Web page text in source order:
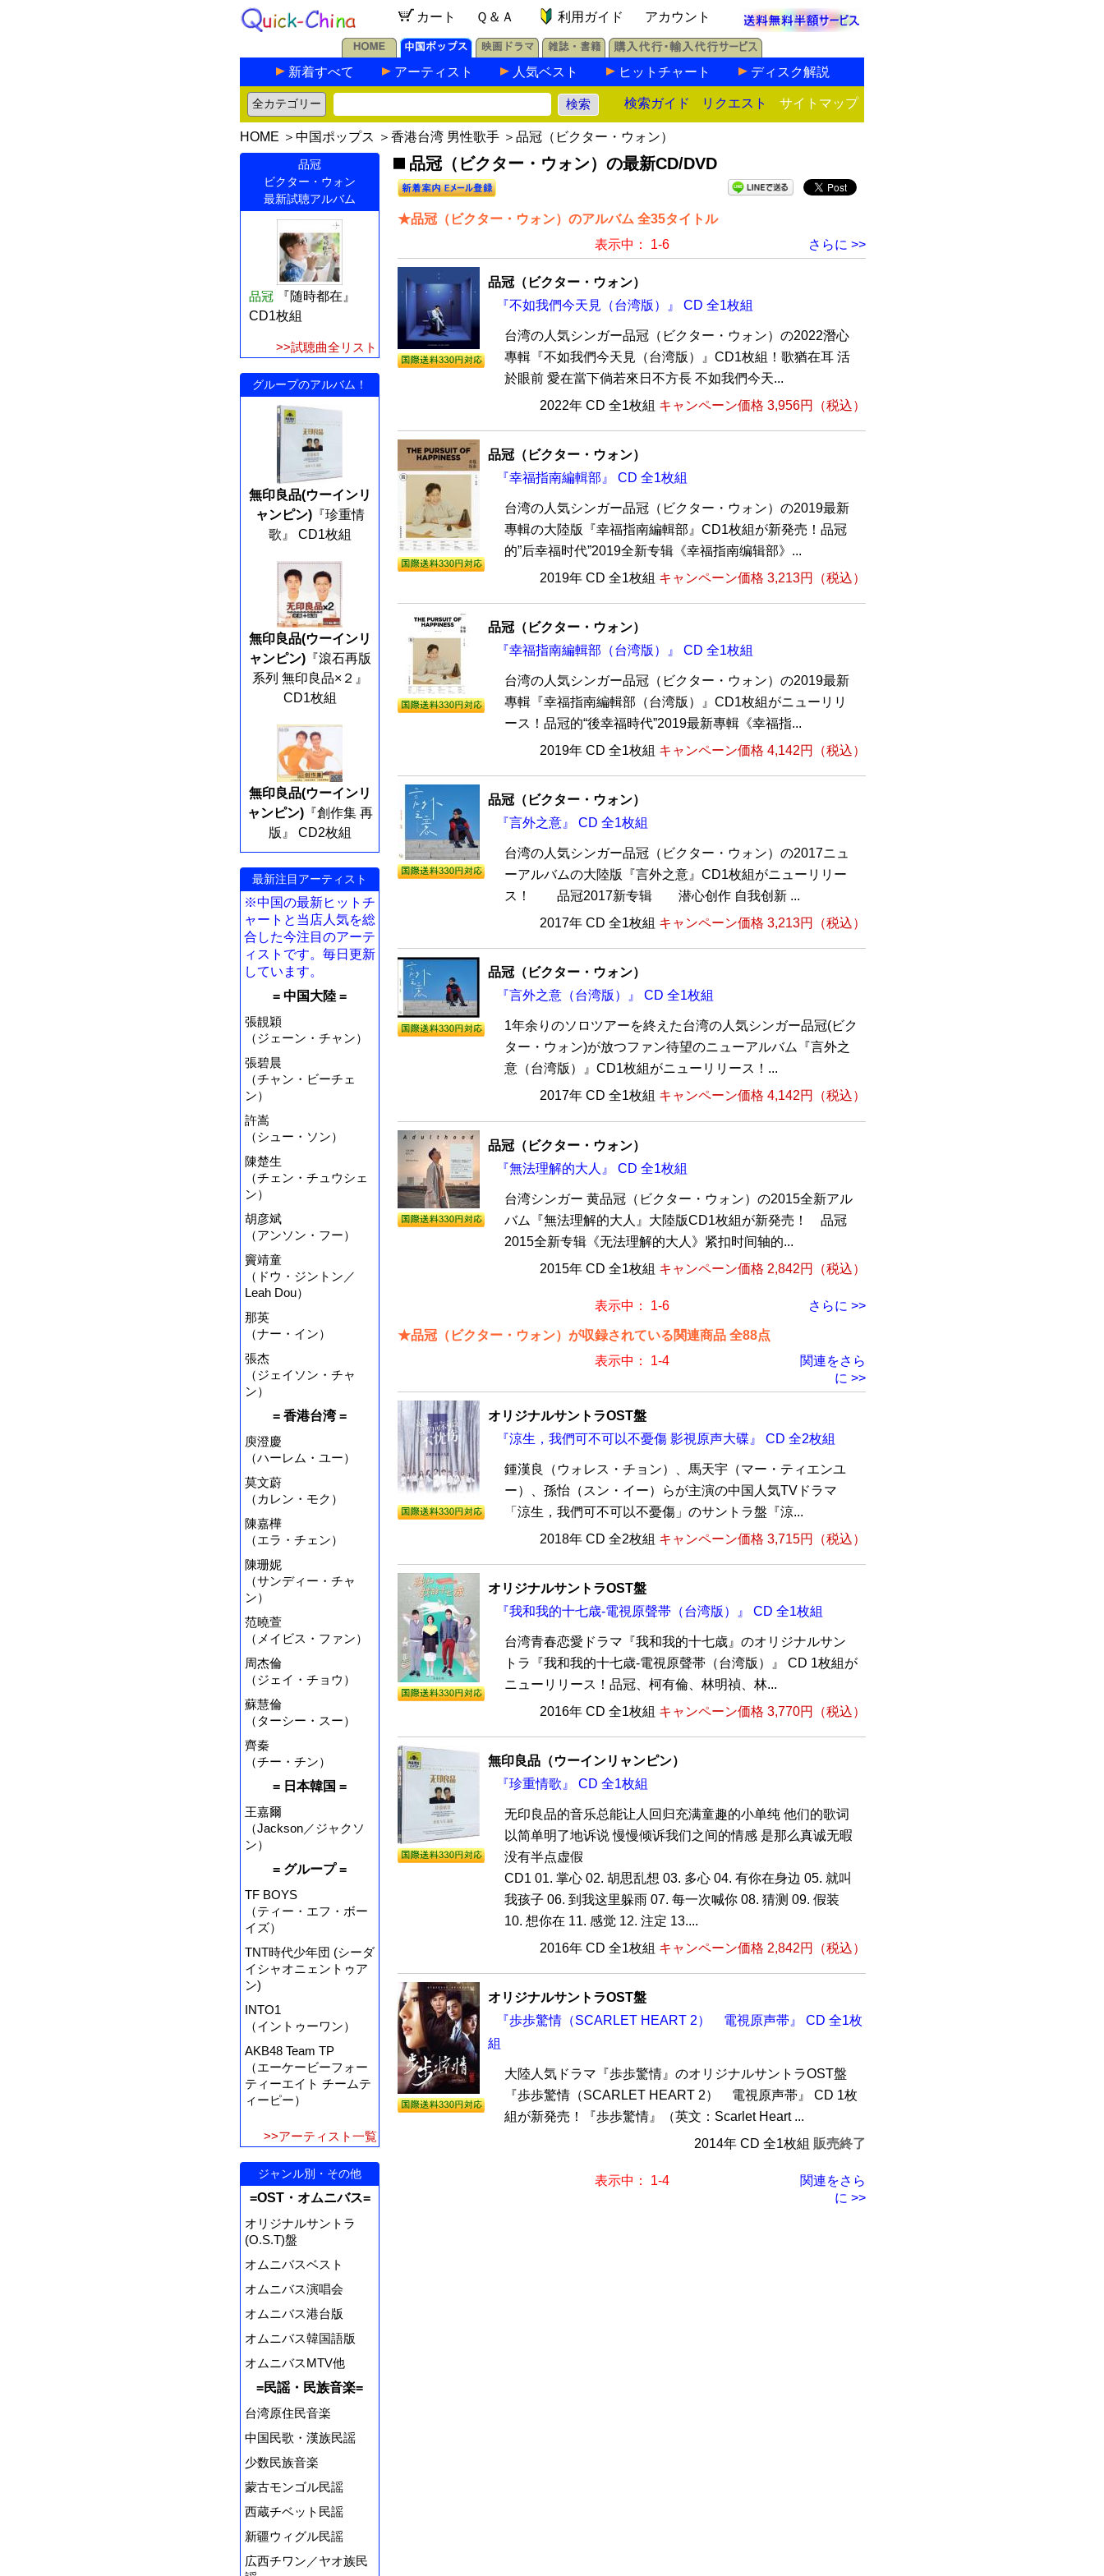
カート Ｑ＆Ａ 利用ガイド アカウント
新着すべて アーティスト 人気ベスト ヒットチャート ディスク解説
検索ガイド リクエスト サイトマップ
HOME ＞ 中国ポップス ＞ 香港台湾 男性歌手 ＞品冠（ビクター・ウォン）
品冠
ビクター・ウォン
最新試聴アルバム
品冠
『随時都在』
CD1枚組
>>試聴曲全リスト
グループのアルバム！
無印良品(ウーインリ
ャンピン)『珍重情
歌』 CD1枚組
無印良品(ウーインリ
ャンピン)『滾石再版
系列 無印良品×２』
CD1枚組
無印良品(ウーインリ
ャンピン)『創作集 再
版』 CD2枚組
最新注目アーティスト
※中国の最新ヒットチ
ャートと当店人気を総
合した今注目のアーテ
ィストです。毎日更新
しています。
= 中国大陸 =
張靚穎
（ジェーン・チャン）
張碧晨
（チャン・ビーチェ
ン）
許嵩
（シュー・ソン）
陳楚生
（チェン・チュウシェ
ン）
胡彦斌
（アンソン・フー）
竇靖童
（ドウ・ジントン／
Leah Dou）
那英
（ナー・イン）
張杰
（ジェイソン・チャ
ン）
= 香港台湾 =
庾澄慶
（ハーレム・ユー）
莫文蔚
（カレン・モク）
陳嘉樺
（エラ・チェン）
陳珊妮
（サンディー・チャ
ン）
范曉萱
（メイビス・ファン）
周杰倫
（ジェイ・チョウ）
蘇慧倫
（ターシー・スー）
齊秦
（チー・チン）
= 日本韓国 =
王嘉爾
（Jackson／ジャクソ
ン）
= グループ =
TF BOYS
（ティー・エフ・ボー
イズ）
TNT時代少年団 (シーダ
イシャオニェントゥア
ン)
INTO1
（イントゥーワン）
AKB48 Team TP
（エーケービーフォー
ティーエイト チームテ
ィーピー）
>>アーティスト一覧
ジャンル別・その他
=OST・オムニバス=
オリジナルサントラ
(O.S.T)盤
オムニバスベスト
オムニバス演唱会
オムニバス港台版
オムニバス韓国語版
オムニバスMTV他
=民謡・民族音楽=
台湾原住民音楽
中国民歌・漢族民謡
少数民族音楽
蒙古モンゴル民謡
西蔵チベット民謡
新疆ウィグル民謡
広西チワン／ヤオ族民
品冠（ビクター・ウォン）の最新CD/DVD
★品冠（ビクター・ウォン）のアルバム 全35タイトル
さらに >>
表示中： 1-6
品冠（ビクター・ウォン）
『不如我們今天見（台湾版）』 CD 全1枚組
台湾の人気シンガー品冠（ビクター・ウォン）の2022潛心
專輯『不如我們今天見（台湾版）』CD1枚組！歌猶在耳 活
於眼前 愛在當下倘若來日不方長 不如我們今天...
2022年 CD 全1枚組 キャンペーン価格 3,956円（税込）
品冠（ビクター・ウォン）
『幸福指南編輯部』 CD 全1枚組
台湾の人気シンガー品冠（ビクター・ウォン）の2019最新
專輯の大陸版『幸福指南編輯部』CD1枚組が新発売！品冠
的”后幸福时代”2019全新专辑《幸福指南编辑部》...
2019年 CD 全1枚組 キャンペーン価格 3,213円（税込）
品冠（ビクター・ウォン）
『幸福指南編輯部（台湾版）』 CD 全1枚組
台湾の人気シンガー品冠（ビクター・ウォン）の2019最新
專輯『幸福指南編輯部（台湾版）』CD1枚組がニューリリ
ース！品冠的“後幸福時代”2019最新專輯《幸福指...
2019年 CD 全1枚組 キャンペーン価格 4,142円（税込）
品冠（ビクター・ウォン）
『言外之意』 CD 全1枚組
台湾の人気シンガー品冠（ビクター・ウォン）の2017ニュ
ーアルバムの大陸版『言外之意』CD1枚組がニューリリー
ス！ 品冠2017新专辑 潜心创作 自我创新 ...
2017年 CD 全1枚組 キャンペーン価格 3,213円（税込）
品冠（ビクター・ウォン）
『言外之意（台湾版）』 CD 全1枚組
1年余りのソロツアーを終えた台湾の人気シンガー品冠(ビク
ター・ウォン)が放つファン待望のニューアルバム『言外之
意（台湾版）』CD1枚組がニューリリース！...
2017年 CD 全1枚組 キャンペーン価格 4,142円（税込）
品冠（ビクター・ウォン）
『無法理解的大人』 CD 全1枚組
台湾シンガー 黄品冠（ビクター・ウォン）の2015全新アル
バム『無法理解的大人』大陸版CD1枚組が新発売！ 品冠
2015全新专辑《无法理解的大人》紧扣时间轴的...
2015年 CD 全1枚組 キャンペーン価格 2,842円（税込）
さらに >>
表示中： 1-6
★品冠（ビクター・ウォン）が収録されている関連商品 全88点
関連をさら
に >>
表示中： 1-4
オリジナルサントラOST盤
『涼生，我們可不可以不憂傷 影視原声大碟』 CD 全2枚組
鍾漢良（ウォレス・チョン）、馬天宇（マー・ティエンユ
ー）、孫怡（スン・イー）らが主演の中国人気TVドラマ
「涼生，我們可不可以不憂傷」のサントラ盤『涼...
2018年 CD 全2枚組 キャンペーン価格 3,715円（税込）
オリジナルサントラOST盤
『我和我的十七歳-電視原聲帯（台湾版）』 CD 全1枚組
台湾青春恋愛ドラマ『我和我的十七歳』のオリジナルサン
トラ『我和我的十七歳-電視原聲帯（台湾版）』 CD 1枚組が
ニューリリース！品冠、柯有倫、林明禎、林...
2016年 CD 全1枚組 キャンペーン価格 3,770円（税込）
無印良品（ウーインリャンピン）
『珍重情歌』 CD 全1枚組
无印良品的音乐总能让人回归充满童趣的小单纯 他们的歌词
以简单明了地诉说 慢慢倾诉我们之间的情感 是那么真诚无暇
没有半点虚假
CD1 01. 掌心 02. 胡思乱想 03. 多心 04. 有你在身边 05. 就叫
我孩子 06. 到我这里躲雨 07. 每一次喊你 08. 猜测 09. 假装
10. 想你在 11. 感觉 12. 注定 13....
2016年 CD 全1枚組 キャンペーン価格 2,842円（税込）
オリジナルサントラOST盤
『歩歩驚情（SCARLET HEART 2） 電視原声帯』 CD 全1枚
組
大陸人気ドラマ『歩歩驚情』のオリジナルサントラOST盤
『歩歩驚情（SCARLET HEART 2） 電視原声帯』 CD 1枚
組が新発売！『歩歩驚情』（英文：Scarlet Heart ...
2014年 CD 全1枚組 販売終了
関連をさら
に >>
表示中： 1-4